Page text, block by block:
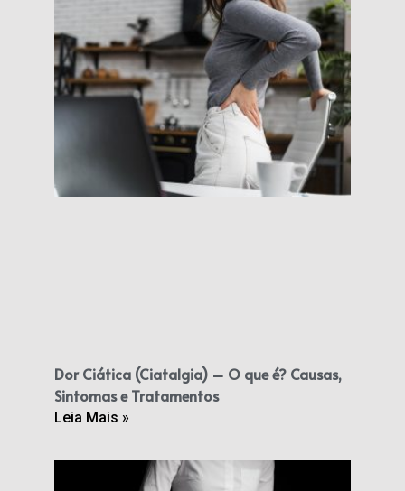
Dor Ciática (Ciatalgia) – O que é? Causas,
Sintomas e Tratamentos
Leia Mais »